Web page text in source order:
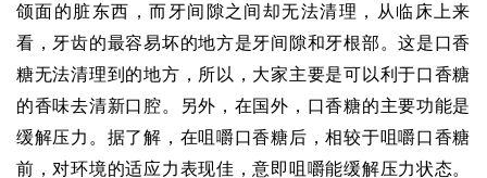
颌面的脏东西，而牙间隙之间却无法清理，从临床上来
看，牙齿的最容易坏的地方是牙间隙和牙根部。这是口香
糖无法清理到的地方，所以，大家主要是可以利于口香糖
的香味去清新口腔。另外，在国外，口香糖的主要功能是
缓解压力。据了解，在咀嚼口香糖后，相较于咀嚼口香糖
前，对环境的适应力表现佳，意即咀嚼能缓解压力状态。